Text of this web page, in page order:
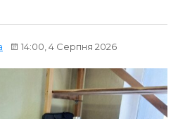
14:00, 4 Серпня 2026